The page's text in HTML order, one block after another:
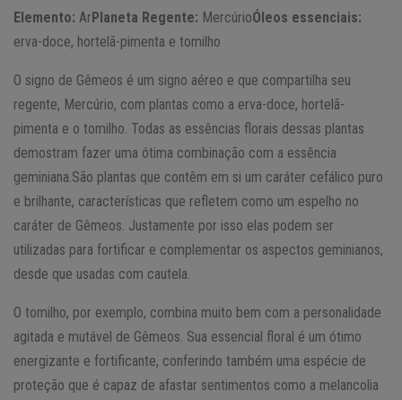
Elemento: ArPlaneta Regente: MercúrioÓleos essenciais:
erva-doce, hortelã-pimenta e tomilho
O signo de Gêmeos é um signo aéreo e que compartilha seu
regente, Mercúrio, com plantas como a erva-doce, hortelã-
pimenta e o tomilho. Todas as essências florais dessas plantas
demostram fazer uma ótima combinação com a essência
geminiana.São plantas que contêm em si um caráter cefálico puro
e brilhante, características que refletem como um espelho no
caráter de Gêmeos. Justamente por isso elas podem ser
utilizadas para fortificar e complementar os aspectos geminianos,
desde que usadas com cautela.
O tomilho, por exemplo, combina muito bem com a personalidade
agitada e mutável de Gêmeos. Sua essencial floral é um ótimo
energizante e fortificante, conferindo também uma espécie de
proteção que é capaz de afastar sentimentos como a melancolia